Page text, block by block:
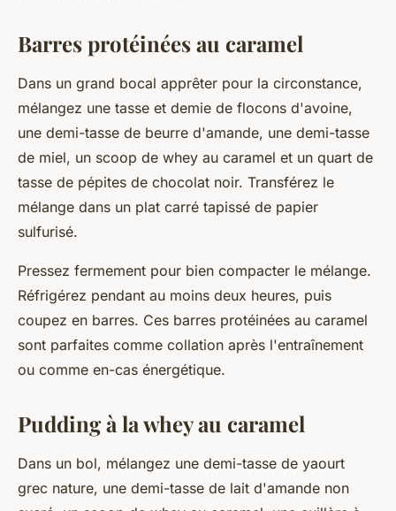
Barres protéinées au caramel
Dans un grand bocal apprêter pour la circonstance,
mélangez une tasse et demie de flocons d'avoine,
une demi-tasse de beurre d'amande, une demi-tasse
de miel, un scoop de whey au caramel et un quart de
tasse de pépites de chocolat noir. Transférez le
mélange dans un plat carré tapissé de papier
sulfurisé.
Pressez fermement pour bien compacter le mélange.
Réfrigérez pendant au moins deux heures, puis
coupez en barres. Ces barres protéinées au caramel
sont parfaites comme collation après l'entraînement
ou comme en-cas énergétique.
Pudding à la whey au caramel
Dans un bol, mélangez une demi-tasse de yaourt
grec nature, une demi-tasse de lait d'amande non